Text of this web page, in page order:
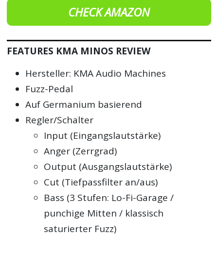
CHECK AMAZON
FEATURES KMA MINOS REVIEW
Hersteller: KMA Audio Machines
Fuzz-Pedal
Auf Germanium basierend
Regler/Schalter
Input (Eingangslautstärke)
Anger (Zerrgrad)
Output (Ausgangslautstärke)
Cut (Tiefpassfilter an/aus)
Bass (3 Stufen: Lo-Fi-Garage /
punchige Mitten / klassisch
saturierter Fuzz)